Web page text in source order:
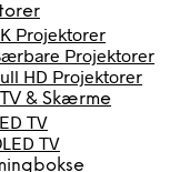
Projektorer
Projektorer
HD Projektorer
& Skærme
TV
TV